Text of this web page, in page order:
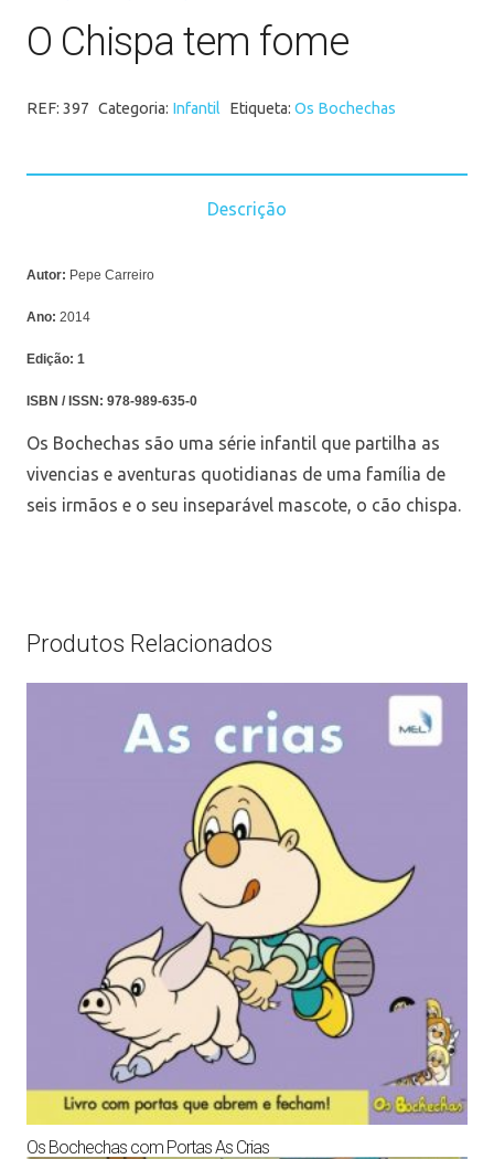
O Chispa tem fome
REF: 397 Categoria: Infantil Etiqueta: Os Bochechas
Descrição
Autor: Pepe Carreiro
Ano: 2014
Edição: 1
ISBN / ISSN: 978-989-635-0
Os Bochechas são uma série infantil que partilha as
vivencias e aventuras quotidianas de uma família de
seis irmãos e o seu inseparável mascote, o cão chispa.
Produtos Relacionados
Os Bochechas com Portas As Crias